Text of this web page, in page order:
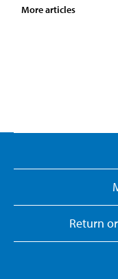
More articles
Return